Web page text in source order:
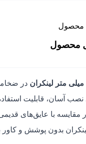
محصول
محصول
در
نصب آسان، قابلیت
با عایق‌های